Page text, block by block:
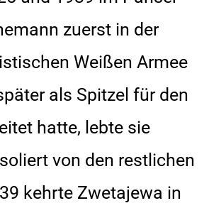
zuerst in der
Weißen Armee
als Spitzel für den
hatte, lebte sie
von den restlichen
kehrte Zwetajewa in